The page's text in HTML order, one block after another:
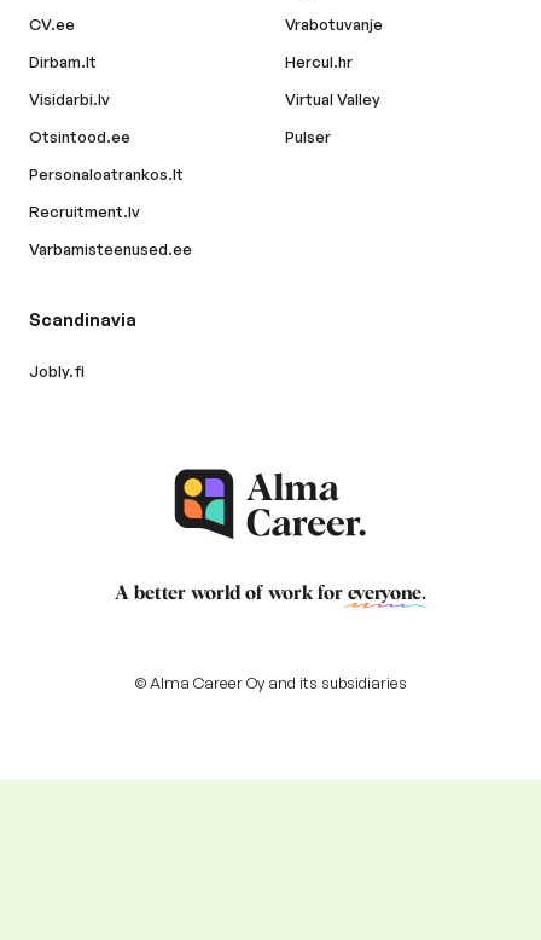
CV.ee
Dirbam.lt
Visidarbi.lv
Otsintood.ee
Personaloatrankos.lt
Recruitment.lv
Varbamisteenused.ee
Vrabotuvanje
Hercul.hr
Virtual Valley
Pulser
Scandinavia
Jobly.fi
A better world of work for everyone.
© Alma Career Oy and its subsidiaries